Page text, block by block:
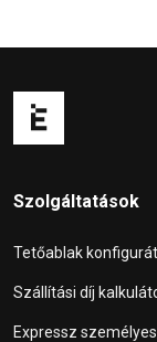
Szolgáltatások
Tetőablak
Szállítási díj
Expressz